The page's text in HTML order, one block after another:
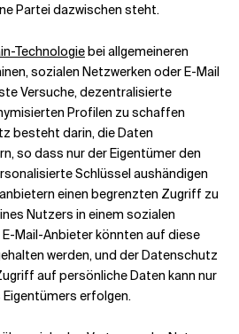
Partei dazwischen steht.
Technologiebei allgemeineren
sozialen Netzwerken oder E-Mail
Versuche, dezentralisierte
Profilen zu schaffen
besteht darin, die Daten
so dass nur der Eigentümer den
Schlüssel aushändigen
einen begrenzten Zugriff zu
Nutzers in einem sozialen
Mail-Anbieter könnten auf diese
werden, und der Datenschutz
auf persönliche Daten kann nur
erfolgen.